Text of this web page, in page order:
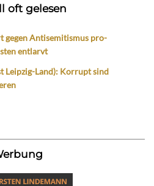
oft gelesen
gegen Antisemitismus pro-
entlarvt
Leipzig-Land): Korrupt sind